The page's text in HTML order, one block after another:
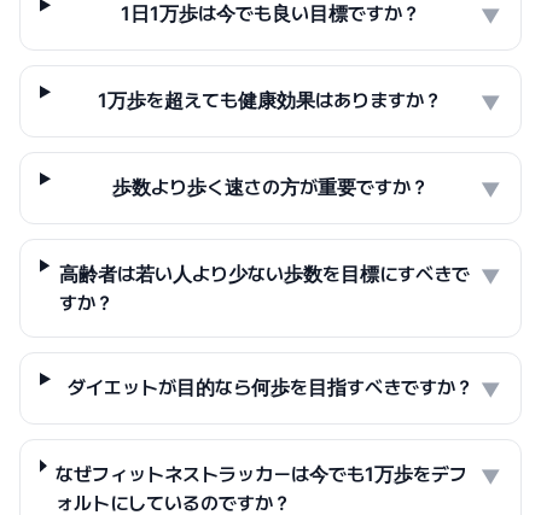
1日1万歩は今でも良い目標ですか？ ▼
1万歩を超えても健康効果はありますか？ ▼
歩数より歩く速さの方が重要ですか？ ▼
高齢者は若い人より少ない歩数を目標にすべきで
すか？
▼
ダイエットが目的なら何歩を目指すべきですか？ ▼
なぜフィットネストラッカーは今でも1万歩をデフ
ォルトにしているのですか？
▼